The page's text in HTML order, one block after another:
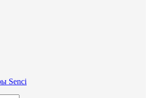
Senci